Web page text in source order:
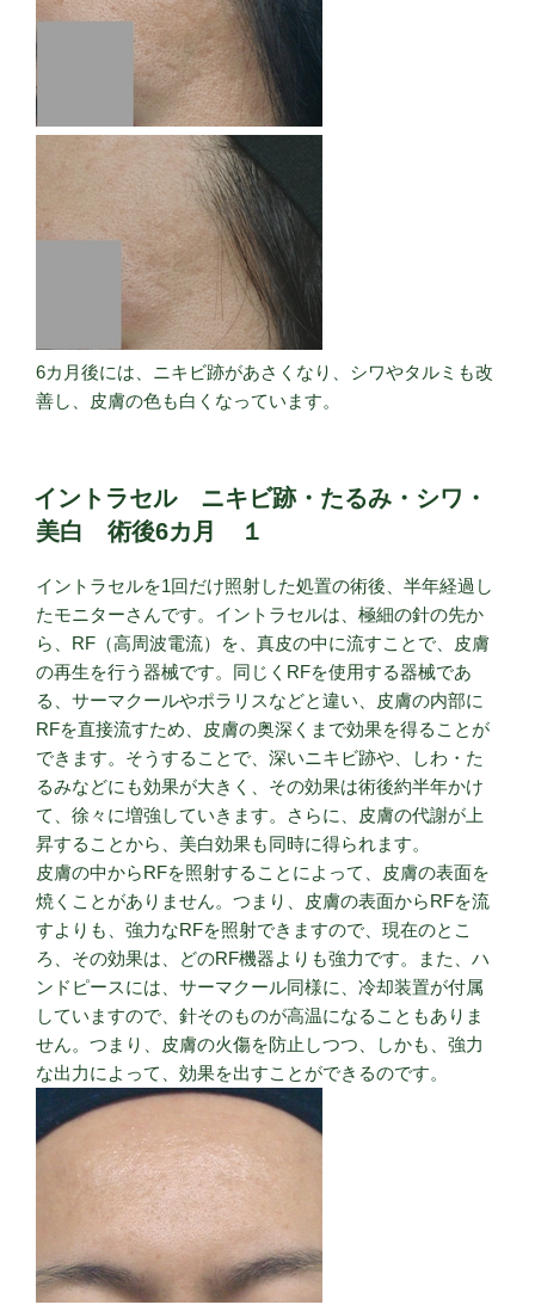
6カ月後には、ニキビ跡があさくなり、シワやタルミも改
善し、皮膚の色も白くなっています。
イントラセル ニキビ跡・たるみ・シワ・
美白 術後6カ月 １
イントラセルを1回だけ照射した処置の術後、半年経過し
たモニターさんです。イントラセルは、極細の針の先か
ら、RF（高周波電流）を、真皮の中に流すことで、皮膚
の再生を行う器械です。同じくRFを使用する器械であ
る、サーマクールやポラリスなどと違い、皮膚の内部に
RFを直接流すため、皮膚の奥深くまで効果を得ることが
できます。そうすることで、深いニキビ跡や、しわ・た
るみなどにも効果が大きく、その効果は術後約半年かけ
て、徐々に増強していきます。さらに、皮膚の代謝が上
昇することから、美白効果も同時に得られます。
皮膚の中からRFを照射することによって、皮膚の表面を
焼くことがありません。つまり、皮膚の表面からRFを流
すよりも、強力なRFを照射できますので、現在のとこ
ろ、その効果は、どのRF機器よりも強力です。また、ハ
ンドピースには、サーマクール同様に、冷却装置が付属
していますので、針そのものが高温になることもありま
せん。つまり、皮膚の火傷を防止しつつ、しかも、強力
な出力によって、効果を出すことができるのです。